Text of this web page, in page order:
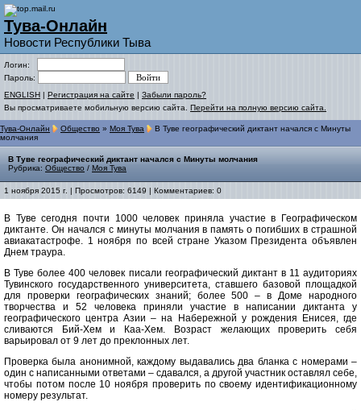
Тува-Онлайн
Новости Республики Тыва
Логин:
Пароль:
ENGLISH | Регистрация на сайте | Забыли пароль?
Вы просматриваете мобильную версию сайта. Перейти на полную версию сайта.
Тува-Онлайн Общество » Моя Тува
В Туве географический диктант начался с Минуты
молчания
В Туве географический диктант начался с Минуты молчания
Рубрика: Общество / Моя Тува
1 ноября 2015 г. | Просмотров: 6149 | Комментариев: 0
В Туве сегодня почти 1000 человек приняла участие в Географическом
диктанте. Он начался с минуты молчания в память о погибших в страшной
авиакатастрофе. 1 ноября по всей стране Указом Президента объявлен
Днем траура.
В Туве более 400 человек писали географический диктант в 11 аудиториях
Тувинского государственного университета, ставшего базовой площадкой
для проверки географических знаний; более 500 – в Доме народного
творчества и 52 человека приняли участие в написании диктанта у
географического центра Азии – на Набережной у рождения Енисея, где
сливаются Бий-Хем и Каа-Хем. Возраст желающих проверить себя
варьировал от 9 лет до преклонных лет.
Проверка была анонимной, каждому выдавались два бланка с номерами –
один с написанными ответами – сдавался, а другой участник оставлял себе,
чтобы потом после 10 ноября проверить по своему идентификационному
номеру результат.